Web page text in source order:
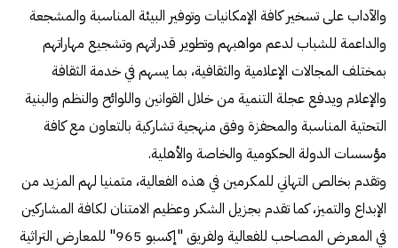
والآداب على تسخير كافة الإمكانيات وتوفير البيئة المناسبة والمشجعة
والداعمة للشباب لدعم مواهبهم وتطوير قدراتهم وتشجيع مهاراتهم
بمختلف المجالات الإعلامية والثقافية، بما يسهم في خدمة الثقافة
والإعلام ويدفع عجلة التنمية من خلال القوانين واللوائح والنظم والبنية
التحتية المناسبة والمحفزة وفق منهجية تشاركية بالتعاون مع كافة
مؤسسات الدولة الحكومية والخاصة والأهلية.
وتقدم بخالص التهاني للمكرمين في هذه الفعالية، متمنيا لهم المزيد من
الإبداع والتميز، كما تقدم بجزيل الشكر وعظيم الامتنان لكافة المشاركين
في المعرض المصاحب للفعالية ولفريق "إكسبو 965" للمعارض التراثية